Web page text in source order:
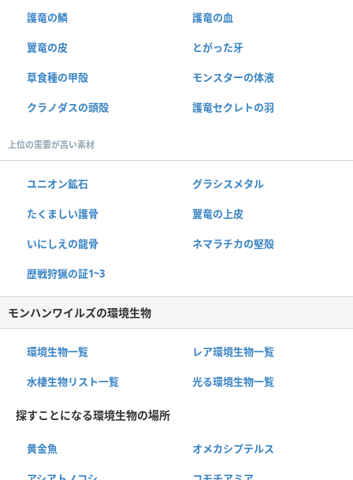
護竜の鱗 護竜の血
翼竜の皮 とがった牙
草食種の甲殻 モンスターの体液
クラノダスの頭殻 護竜セクレトの羽
上位の需要が高い素材
ユニオン鉱石 グラシスメタル
たくましい護骨 翼竜の上皮
いにしえの龍骨 ネマラチカの堅殻
歴戦狩猟の証1~3
モンハンワイルズの環境生物
環境生物一覧 レア環境生物一覧
水棲生物リスト一覧 光る環境生物一覧
探すことになる環境生物の場所
黄金魚 オメカシプテルス